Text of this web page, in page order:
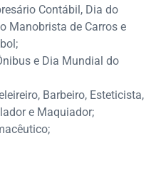
Contábil, Dia do
Manobrista de Carros e
e Dia Mundial do
Barbeiro, Esteticista,
e Maquiador;